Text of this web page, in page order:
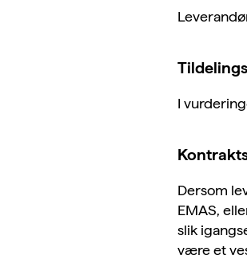
I
Dersom
EMAS,
slik
være et